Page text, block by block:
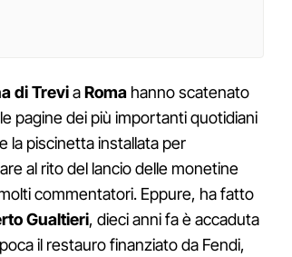
di TreviaRoma hanno scatenato
pagine dei più importanti quotidiani
la piscinetta installata per
al rito del lancio delle monetine
commentatori. Eppure, ha fatto
Gualtieri, dieci anni fa è accaduta
il restauro finanziato da Fendi,